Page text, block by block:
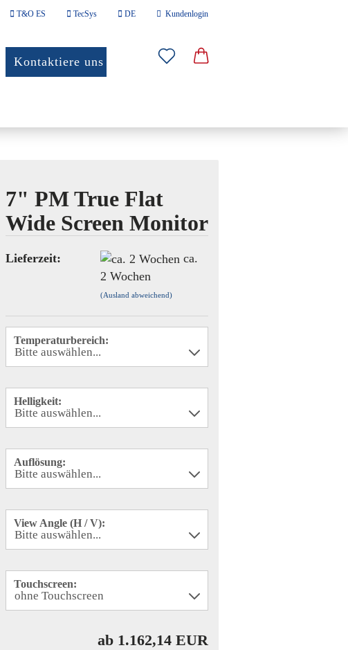
T&O ES TecSys DE Kundenlogin
Passwort
Konto erstellen
Passwort vergessen?
Kontaktiere uns
7" PM True Flat
Wide Screen Monitor
Lieferzeit:
ca.
2 Wochen
(Ausland abweichend)
Temperaturbereich:
Helligkeit:
Auflösung:
View Angle (H / V):
Touchscreen:
ab 1.162,14 EUR